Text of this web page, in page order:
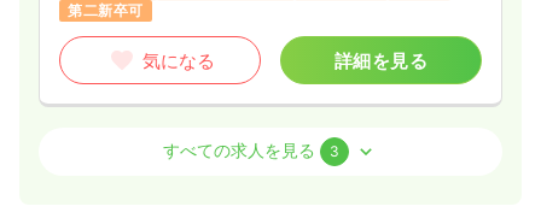
第二新卒可
気になる 詳細を見る
正・准看護師すべての求人を見る 3